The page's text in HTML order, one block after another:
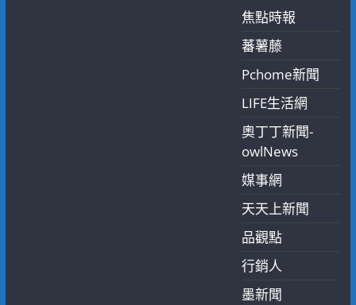
焦點時報
蕃薯藤
Pchome新聞
LIFE生活網
奧丁丁新聞-
owlNews
媒事網
天天上新聞
品觀點
行銷人
墨新聞